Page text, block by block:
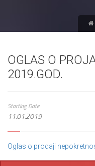
OGLAS O
2019.GOD.
Starting Date
11.01.2019
Oglas o prodaji